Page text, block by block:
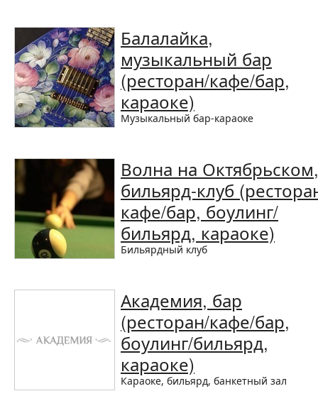
Балалайка,
музыкальный бар
(ресторан/кафе/бар,
караоке)
Музыкальный бар-караоке
Волна на Октябрьском,
бильярд-клуб
кафе/бар, боулинг/
бильярд, караоке)
Бильярдный клуб
Академия, бар
(ресторан/кафе/бар,
боулинг/бильярд,
караоке)
Караоке, бильярд, банкетный зал